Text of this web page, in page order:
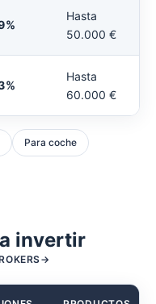
Hasta
50.000 €
Hasta
60.000 €
Para coche
invertir